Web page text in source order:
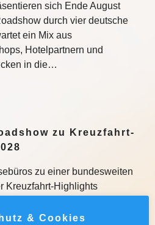
sich Ende August
durch vier deutsche
ein Mix aus
Hotelpartnern und
in die…
zu Kreuzfahrt-
zu einer bundesweiten
Kreuzfahrt-Highlights
Austausch und
& Cookies